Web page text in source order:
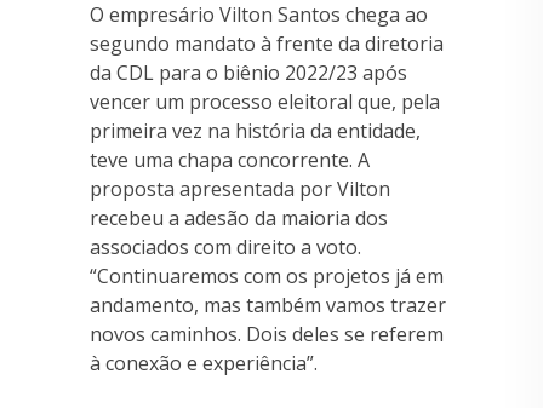
O empresário Vilton Santos chega ao
segundo mandato à frente da diretoria
da CDL para o biênio 2022/23 após
vencer um processo eleitoral que, pela
primeira vez na história da entidade,
teve uma chapa concorrente. A
proposta apresentada por Vilton
recebeu a adesão da maioria dos
associados com direito a voto.
“Continuaremos com os projetos já em
andamento, mas também vamos trazer
novos caminhos. Dois deles se referem
à conexão e experiência”.